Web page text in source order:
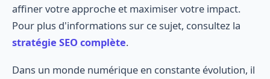
affiner votre approche et maximiser votre impact.
Pour plus d'informations sur ce sujet, consultez la
stratégie SEO complète.
Dans un monde numérique en constante évolution, il